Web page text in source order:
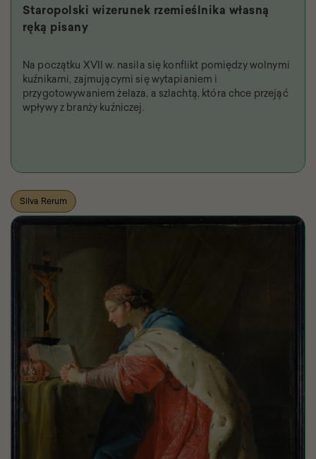
Staropolski wizerunek rzemieślnika własną
ręką pisany
Na początku XVII w. nasila się konflikt pomiędzy wolnymi
kuźnikami, zajmującymi się wytapianiem i
przygotowywaniem żelaza, a szlachtą, która chce przejąć
wpływy z branży kuźniczej.
Silva Rerum